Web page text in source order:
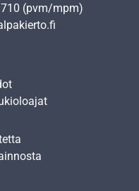
(pvm/mpm)